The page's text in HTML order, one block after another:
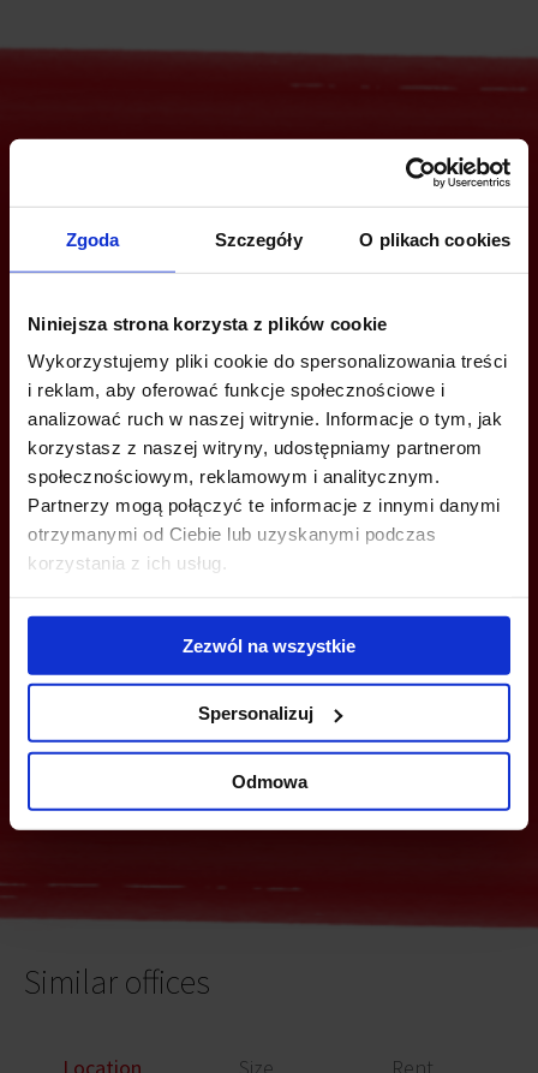
Zgoda Szczegóły O plikach cookies
Niniejsza strona korzysta z plików cookie
Wykorzystujemy pliki cookie do spersonalizowania treści
i reklam, aby oferować funkcje społecznościowe i
analizować ruch w naszej witrynie. Informacje o tym, jak
korzystasz z naszej witryny, udostępniamy partnerom
społecznościowym, reklamowym i analitycznym.
Partnerzy mogą połączyć te informacje z innymi danymi
otrzymanymi od Ciebie lub uzyskanymi podczas
korzystania z ich usług.
Zezwól na wszystkie
Spersonalizuj
Odmowa
Are you interested in this offer?
+48 22 167 04 00
info@officefinder.pl
YOU CAN LEAVE YOUR PHONE NUMBER AND WE WILL CONTACT
YOU
Send
Similar offices